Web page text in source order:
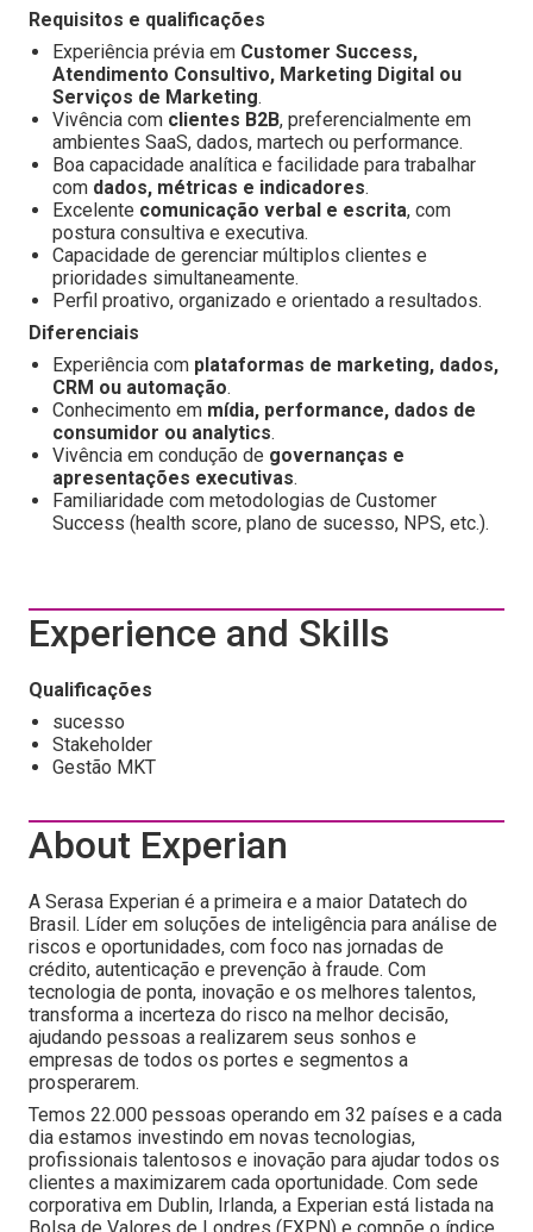
Requisitos e qualificações
Experiência prévia em Customer Success,
Atendimento Consultivo, Marketing Digital ou
Serviços de Marketing.
Vivência com clientes B2B, preferencialmente em
ambientes SaaS, dados, martech ou performance.
Boa capacidade analítica e facilidade para trabalhar
com dados, métricas e indicadores.
Excelente comunicação verbal e escrita, com
postura consultiva e executiva.
Capacidade de gerenciar múltiplos clientes e
prioridades simultaneamente.
Perfil proativo, organizado e orientado a resultados.
Diferenciais
Experiência com plataformas de marketing, dados,
CRM ou automação.
Conhecimento em mídia, performance, dados de
consumidor ou analytics.
Vivência em condução de governanças e
apresentações executivas.
Familiaridade com metodologias de Customer
Success (health score, plano de sucesso, NPS, etc.).
Experience and Skills
Qualificações
sucesso
Stakeholder
Gestão MKT
About Experian
A Serasa Experian é a primeira e a maior Datatech do
Brasil. Líder em soluções de inteligência para análise de
riscos e oportunidades, com foco nas jornadas de
crédito, autenticação e prevenção à fraude. Com
tecnologia de ponta, inovação e os melhores talentos,
transforma a incerteza do risco na melhor decisão,
ajudando pessoas a realizarem seus sonhos e
empresas de todos os portes e segmentos a
prosperarem.
Temos 22.000 pessoas operando em 32 países e a cada
dia estamos investindo em novas tecnologias,
profissionais talentosos e inovação para ajudar todos os
clientes a maximizarem cada oportunidade. Com sede
corporativa em Dublin, Irlanda, a Experian está listada na